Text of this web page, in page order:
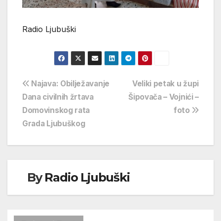
Radio Ljubuški
Navigacija
objava
Veliki petak u župi
Šipovača – Vojnići –
foto
Najava: Obilježavanje
Dana civilnih žrtava
Domovinskog rata
Grada Ljubuškog
ByRadio Ljubuški